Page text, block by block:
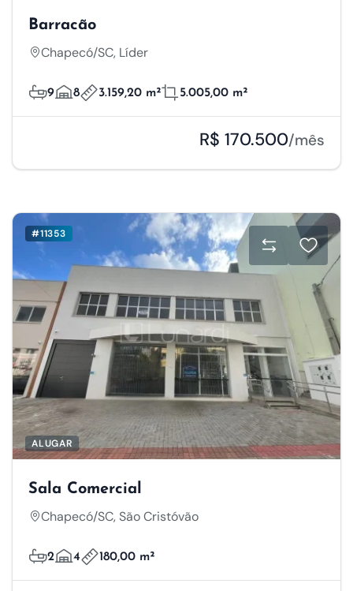
Barracão
Chapecó/SC, Líder
9 8 3.159,20 m² 5.005,00 m²
R$ 170.500/mês
#11353
ALUGAR
Sala Comercial
Chapecó/SC, São Cristóvão
2 4 180,00 m²